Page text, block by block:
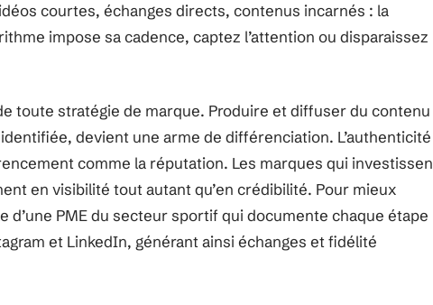
courtes, échanges directs, contenus incarnés : la
impose sa cadence, captez l’attention ou disparaissez
toute stratégie de marque. Produire et diffuser du contenu
devient une arme de différenciation. L’authenticité
comme la réputation. Les marques qui
en visibilité tout autant qu’en crédibilité. Pour mieux
d’une PME du secteur sportif qui documente chaque étape
et LinkedIn, générant ainsi échanges et fidélité